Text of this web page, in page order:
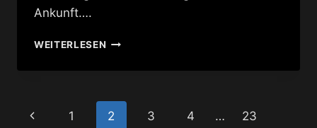
Ankunft….
WEITERLESENHELLO
–
Seitennavigation
Vorherige
1 2 3 4 … 23